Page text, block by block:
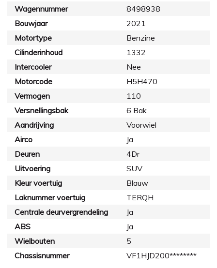
Wagennummer
8498938
Bouwjaar
2021
Motortype
Benzine
Cilinderinhoud
1332
Intercooler
Nee
Motorcode
H5H470
Vermogen
110
Versnellingsbak
6 Bak
Aandrijving
Voorwiel
Airco
Ja
Deuren
4Dr
Uitvoering
SUV
Kleur voertuig
Blauw
Laknummer voertuig
TERQH
Centrale deurvergrendeling
Ja
ABS
Ja
Wielbouten
5
Chassisnummer
VF1HJD200********